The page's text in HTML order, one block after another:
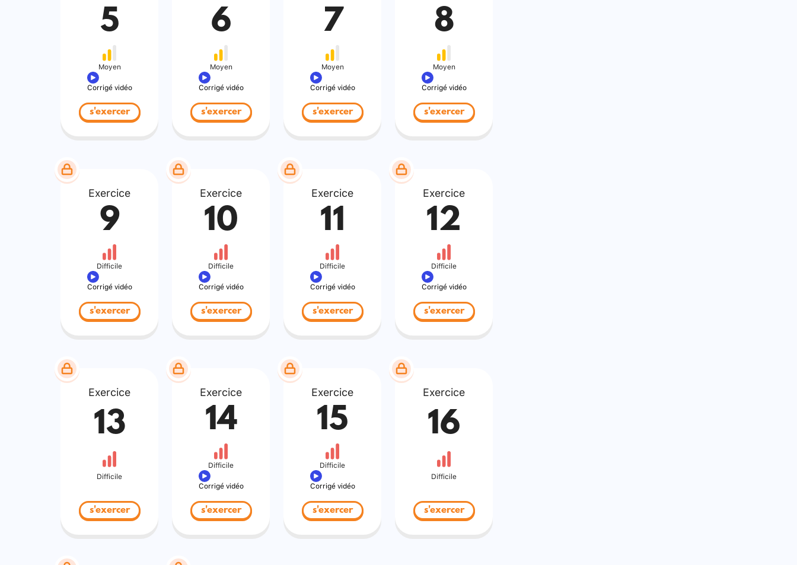
5
Moyen
Corrigé vidéo
s'exercer
6
Moyen
Corrigé vidéo
s'exercer
7
Moyen
Corrigé vidéo
s'exercer
8
Moyen
Corrigé vidéo
s'exercer
Exercice
9
Difficile
Corrigé vidéo
s'exercer
Exercice
10
Difficile
Corrigé vidéo
s'exercer
Exercice
11
Difficile
Corrigé vidéo
s'exercer
Exercice
12
Difficile
Corrigé vidéo
s'exercer
Exercice
13
Difficile
s'exercer
Exercice
14
Difficile
Corrigé vidéo
s'exercer
Exercice
15
Difficile
Corrigé vidéo
s'exercer
Exercice
16
Difficile
s'exercer